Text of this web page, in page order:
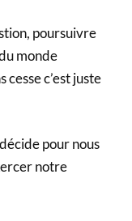
poursuivre
monde
c’est juste
pour nous
notre